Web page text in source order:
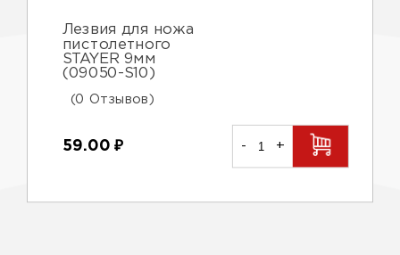
Лезвия для ножа
пистолетного
STAYER 9мм
(09050-S10)
(0 Отзывов)
59.00 ₽ - +